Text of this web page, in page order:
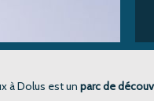
à Dolus est un parc de